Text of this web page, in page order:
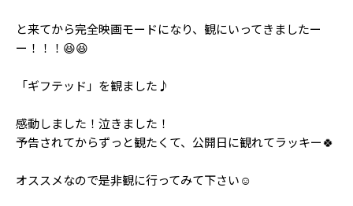
MAGAZINE
バックナンバー
INFORMATION
Seventeenについて
Follow us
と来てから完全映画モードになり、観にいってきましたー
ー！！！😆😆
「ギフテッド」を観ました♪
感動しました！泣きました！
予告されてからずっと観たくて、公開日に観れてラッキー🍀
オススメなので是非観に行ってみて下さい☺️️